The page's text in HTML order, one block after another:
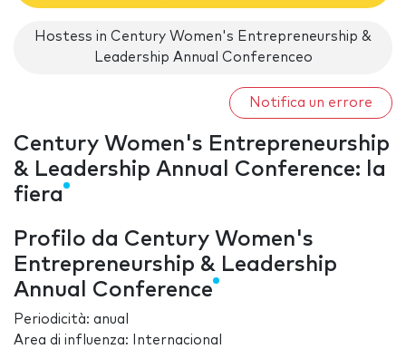
Hostess in Century Women's Entrepreneurship &
Leadership Annual Conferenceo
Notifica un errore
Century Women's Entrepreneurship
& Leadership Annual Conference: la
fiera
Profilo da Century Women's
Entrepreneurship & Leadership
Annual Conference
Periodicità: anual
Area di influenza: Internacional